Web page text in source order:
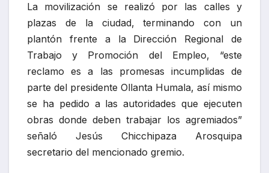
En la comuna provincial se entrevistaron con
el alcalde Rudy Callupe a quien le pidieron
inicio inmediato de obras nuevas, el cual el
alcalde dijo que están evaluando los
expedientes de nuevas obras, “sabemos que
existe una necesidad de trabajo pero estamos
culminando obras dejadas de la anterior
gestión, buscando presupuesto para obras
grandes como terminal terrestre que
sobrepasa 12 millones de soles, mercado